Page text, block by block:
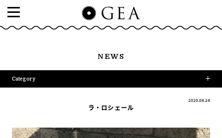
NEWS
Category
2020.08.24
ラ・ロシェール